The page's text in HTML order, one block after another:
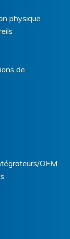
physique
de
OEM